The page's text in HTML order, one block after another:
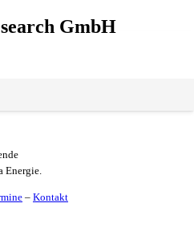
GmbH
gehen bewusster und
Energie.
– Kontakt